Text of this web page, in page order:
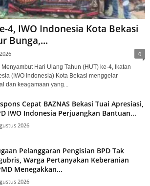
4, IWO Indonesia Kota Bekasi
Bunga,...
0
Hari Ulang Tahun (HUT) ke-4, Ikatan
(IWO Indonesia) Kota Bekasi menggelar
dan keagamaan yang...
Cepat BAZNAS Bekasi Tuai Apresiasi,
IWO Indonesia Perjuangkan Bantuan...
2026
Pelanggaran Pengisian BPD Tak
Warga Pertanyakan Keberanian
Menegakkan...
2026